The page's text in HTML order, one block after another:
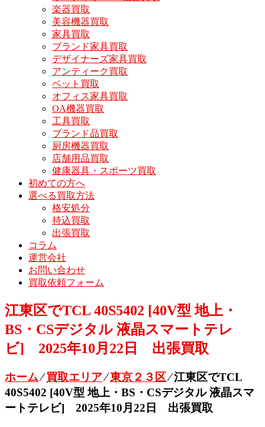
楽器買取
美容機器買取
家具買取
ブランド家具買取
デザイナーズ家具買取
アンティーク買取
ベット買取
オフィス家具買取
OA機器買取
工具買取
ブランド品買取
厨房機器買取
店舗用品買取
健康器具・スポーツ買取
初めての方へ
選べる買取方法
格安処分
持込買取
出張買取
コラム
運営会社
お問い合わせ
買取依頼フォーム
江東区でTCL 40S5402 [40V型 地上・
BS・CSデジタル 液晶スマートテレ
ビ] 2025年10月22日 出張買取
ホーム⁄買取エリア⁄東京２３区⁄江東区でTCL
40S5402 [40V型 地上・BS・CSデジタル 液晶スマ
ートテレビ] 2025年10月22日 出張買取